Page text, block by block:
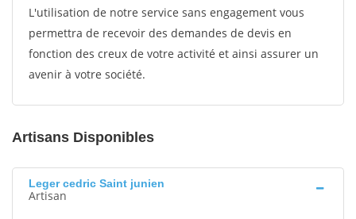
L'utilisation de notre service sans engagement vous
permettra de recevoir des demandes de devis en
fonction des creux de votre activité et ainsi assurer un
avenir à votre société.
Artisans Disponibles
Leger cedric Saint junien
Artisan